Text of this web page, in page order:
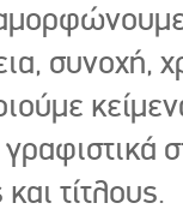
συνοχή,
τίτλους.